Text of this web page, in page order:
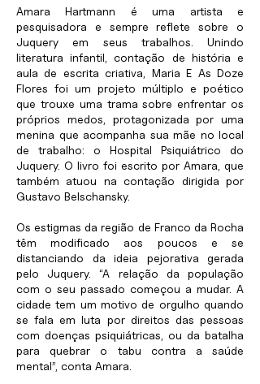
Amara Hartmann é uma artista e
pesquisadora e sempre reflete sobre o
Juquery em seus trabalhos. Unindo
literatura infantil, contação de história e
aula de escrita criativa, Maria E As Doze
Flores foi um projeto múltiplo e poético
que trouxe uma trama sobre enfrentar os
próprios medos, protagonizada por uma
menina que acompanha sua mãe no local
de trabalho: o Hospital Psiquiátrico do
Juquery. O livro foi escrito por Amara, que
também atuou na contação dirigida por
Gustavo Belschansky.
Os estigmas da região de Franco da Rocha
têm modificado aos poucos e se
distanciando da ideia pejorativa gerada
pelo Juquery. “A relação da população
com o seu passado começou a mudar. A
cidade tem um motivo de orgulho quando
se fala em luta por direitos das pessoas
com doenças psiquiátricas, ou da batalha
para quebrar o tabu contra a saúde
mental”, conta Amara.